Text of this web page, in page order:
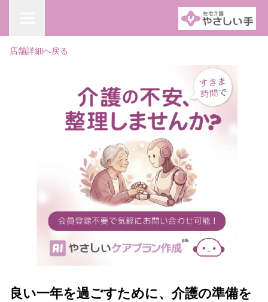
店舗詳細へ戻る
良い一年を過ごすために、介護の準備を